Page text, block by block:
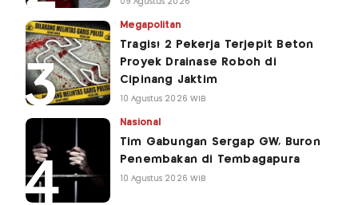
Megapolitan
Tragis! 2 Pekerja Terjepit Beton
Proyek Drainase Roboh di
Cipinang Jaktim
10 Agustus 2026 WIB
Nasional
Tim Gabungan Sergap GW, Buron
Penembakan di Tembagapura
10 Agustus 2026 WIB